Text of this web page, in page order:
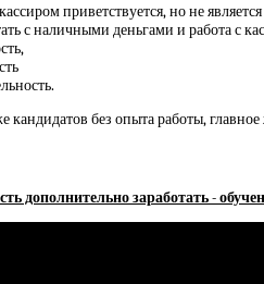
приветствуется, но не
с наличными деньгами и работа с
кандидатов без опыта работы,
дополнительно заработать -